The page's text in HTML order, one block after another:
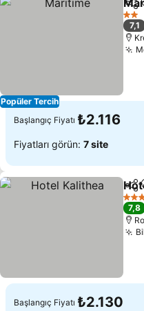
Popüler Tercih
2
7,1
Başlangıç Fiyatı ₺2.116
Fiyatları görün: 7 site
3
7,8
Başlangıç Fiyatı ₺2.130